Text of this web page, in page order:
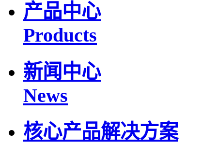
产品中心
Products
新闻中心
News
核心产品解决方案